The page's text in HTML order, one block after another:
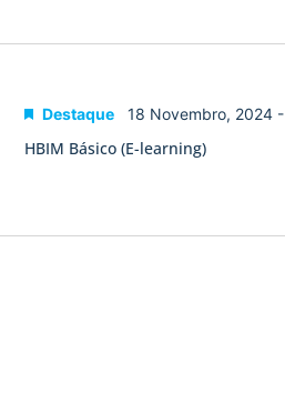
data.
HBIM Básico (E-learning)
Destaque 18 Novembro, 2024-